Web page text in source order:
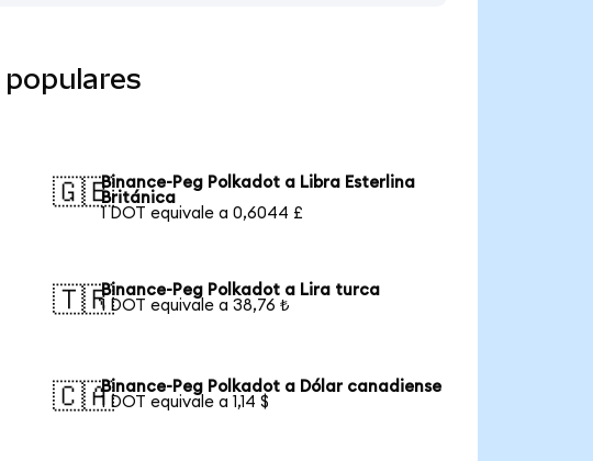
🇬🇧Binance-Peg Polkadot a Libra Esterlina
Británica
1 DOT equivale a 0,6044 £
🇹🇷Binance-Peg Polkadot a Lira turca
1 DOT equivale a 38,76 ₺
🇨🇦Binance-Peg Polkadot a Dólar canadiense
1 DOT equivale a 1,14 $